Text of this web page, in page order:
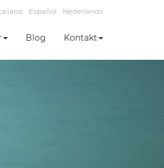
Español Nederlands
Blog Kontakt